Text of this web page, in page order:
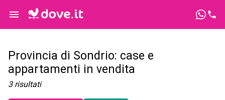
Provincia di Sondrio: case e
appartamenti in vendita
3 risultati